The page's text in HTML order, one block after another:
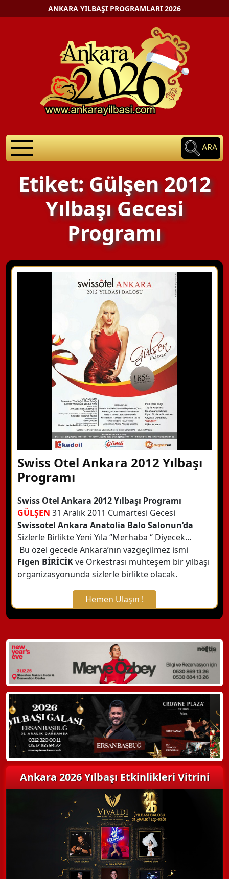
ANKARA YILBAŞI PROGRAMLARI 2026
ARA
Etiket: Gülşen 2012
Yılbaşı Gecesi
Programı
Swiss Otel Ankara 2012 Yılbaşı
Programı
Swiss Otel Ankara 2012 Yılbaşı Programı
GÜLŞEN 31 Aralık 2011 Cumartesi Gecesi
Swissotel Ankara Anatolia Balo Salonun’da
Sizlerle BirlikteYeni Yıla ‘’Merhaba ‘’ Diyecek…
Bu özel gecede Ankara’nın vazgeçilmez ismi
Figen BİRİCİKve Orkestrası muhteşem bir yılbaşı
organizasyonunda sizlerle birlikte olacak.
Hemen Ulaşın !
X Kapat
WhatsApp ile Bilgi Alın
Hemen Arayın
Detaylı Bilgi Alın
Ankara 2026 Yılbaşı Etkinlikleri Vitrini